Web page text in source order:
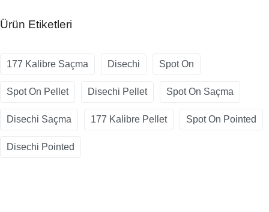
Ürün Etiketleri
177 Kalibre Saçma Disechi Spot On
Spot On Pellet Disechi Pellet Spot On Saçma
Disechi Saçma 177 Kalibre Pellet Spot On Pointed
Disechi Pointed